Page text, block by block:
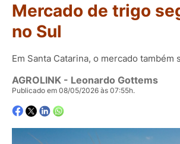
Mercado de trigo
no Sul
Em Santa Catarina, o mercado também
AGROLINK - Leonardo Gottems
Publicado em 08/05/2026 às 07:55h.